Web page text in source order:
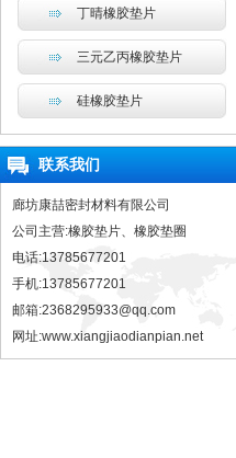
丁晴橡胶垫片
三元乙丙橡胶垫片
硅橡胶垫片
联系我们
廊坊康喆密封材料有限公司
公司主营:橡胶垫片、橡胶垫圈
电话:13785677201
手机:13785677201
邮箱:2368295933@qq.com
网址:www.xiangjiaodianpian.net